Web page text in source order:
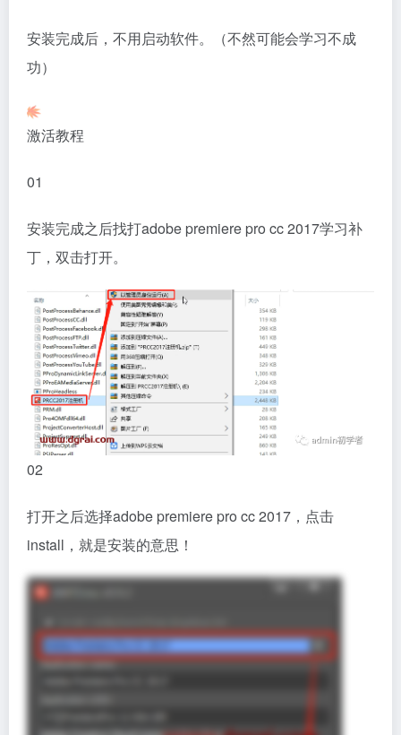
安装完成后，不用启动软件。（不然可能会学习不成
功）
激活教程
01
安装完成之后找打adobe premiere pro cc 2017学习补
丁，双击打开。
02
打开之后选择adobe premiere pro cc 2017，点击
install，就是安装的意思！